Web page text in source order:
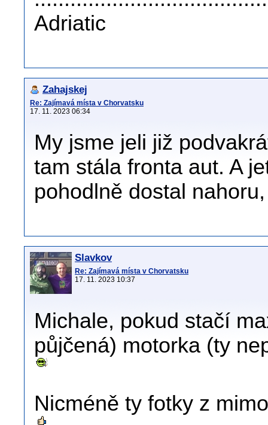
Adriatic
Zahajskej
Re: Zajímavá místa v Chorvatsku
17. 11. 2023 06:34
My jsme jeli již
tam stála fronta aut. A
pohodlně dostal
Slavkov
Re: Zajímavá místa v Chorvatsku
17. 11. 2023 10:37
Michale, pokud stačí
půjčená) motorka (ty
Nicméně ty fotky z